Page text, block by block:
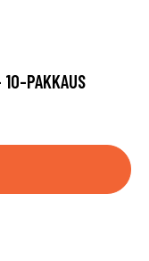
PAKKAUS